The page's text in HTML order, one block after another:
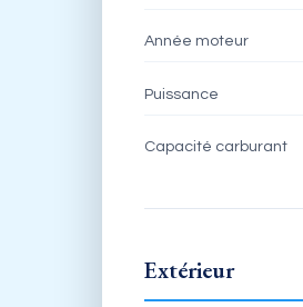
Année moteur
Puissance
Capacité carburant
Extérieur